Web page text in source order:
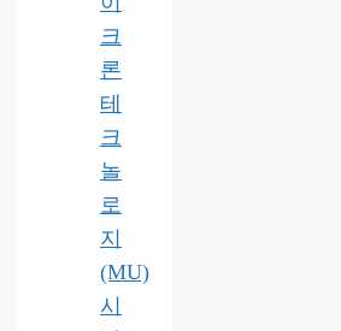
크
론
테
크
놀
로
지
(MU)
시